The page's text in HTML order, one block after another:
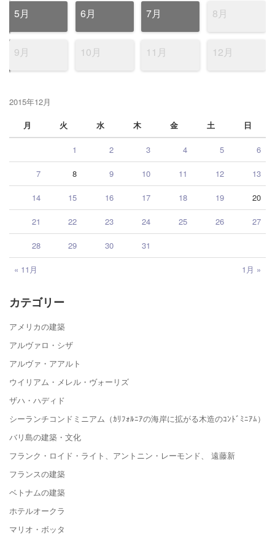
5月 6月 7月 8月
9月 10月 11月 12月
2015年12月
月
火 水 木 金 土 日
« 11月 1月 »
1 2 3 4 5 6
7 8 9 10 11 12 13
14 15 16 17 18 19 20
21 22 23 24 25 26 27
28 29 30 31
カテゴリー
アメリカの建築
アルヴァロ・シザ
アルヴァ・アアルト
ウイリアム・メレル・ヴォーリズ
ザハ・ハディド
シーランチコンドミニアム（ｶﾘﾌｫﾙﾆｱの海岸に拡がる木造のｺﾝﾄﾞﾐﾆｱﾑ）
バリ島の建築・文化
フランク・ロイド・ライト、アントニン・レーモンド、 遠藤新
フランスの建築
ベトナムの建築
ホテルオークラ
マリオ・ボッタ